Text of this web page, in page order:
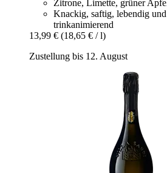
Zitrone, Limette, grüner
Knackig, saftig, lebendig
trinkanimierend
13,99 € (18,65 € / l)
Zustellung bis 12. August